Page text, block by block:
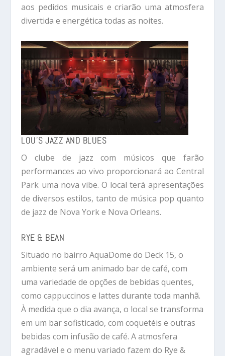
aos pedidos musicais e criarão uma atmosfera
divertida e energética todas as noites.
LOU’S JAZZ AND BLUES
O clube de jazz com músicos que farão
performances ao vivo proporcionará ao Central
Park uma nova vibe. O local terá apresentações
de diversos estilos, tanto de música pop quanto
de jazz de Nova York e Nova Orleans.
RYE & BEAN
Situado no bairro AquaDome do Deck 15, o
ambiente será um animado bar de café, com
uma variedade de opções de bebidas quentes,
como cappuccinos e lattes durante toda manhã.
À medida que o dia avança, o local se transforma
em um bar sofisticado, com coquetéis e outras
bebidas com infusão de café. A atmosfera
agradável e o menu variado fazem do Rye &